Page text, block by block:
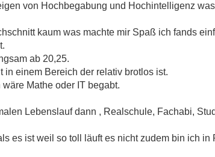
von Hochbegabung und Hochintelligenz
kaum was machte mir Spaß ich fands
ab 20,25.
in einem Bereich der relativ brotlos ist.
Mathe oder IT begabt.
Lebenslauf dann , Realschule, Fachabi,
es ist weil so toll läuft es nicht zudem bin ich